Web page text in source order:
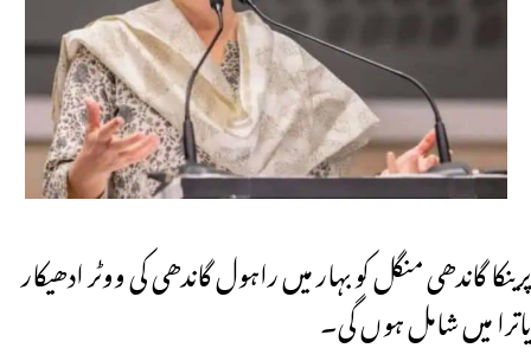
پرینکا گاندھی منگل کو بہار میں راہول گاندھی کی ووٹر ادھیکار
یاترا میں شامل ہوں گی۔